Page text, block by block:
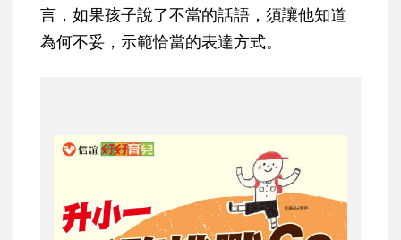
言，如果孩子說了不當的話語，須讓他知道
為何不妥，示範恰當的表達方式。